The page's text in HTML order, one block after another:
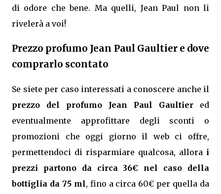
di odore che bene. Ma quelli, Jean Paul non li
rivelerà a voi!
Prezzo profumo Jean Paul Gaultier e dove
comprarlo scontato
Se siete per caso interessati a conoscere anche il
prezzo del profumo Jean Paul Gaultier ed
eventualmente approfittare degli sconti o
promozioni che oggi giorno il web ci offre,
permettendoci di risparmiare qualcosa, allora i
prezzi partono da circa 36€ nel caso della
bottiglia da 75 ml, fino a circa 60€ per quella da